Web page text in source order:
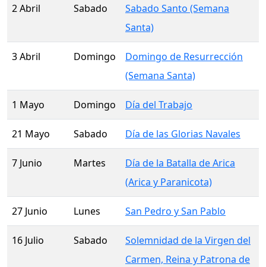
2 Abril Sabado
Sabado Santo (Semana
Santa)
3 Abril Domingo
Domingo de Resurrección
(Semana Santa)
1 Mayo Domingo Día del Trabajo
21 Mayo Sabado Día de las Glorias Navales
7 Junio Martes
Día de la Batalla de Arica
(Arica y Paranicota)
27 Junio Lunes San Pedro y San Pablo
16 Julio Sabado
Solemnidad de la Virgen del
Carmen, Reina y Patrona de